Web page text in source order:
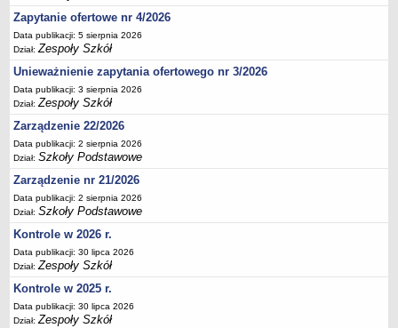
Rejestry, ewidencje, archiwa
Sprawozdania
Deklaracja dostępności
PORADNIE PSYCHOLOGICZNO-PEDAGOGICZNE
Zespół Poradni
BIURO FINANSÓW OŚWIATY
Dane podstawowe
Statut
Majątek
Godziny dyżurów
Ogłoszenia
Rejestry, ewidencje, archiwa
Kontrole
PONOWNE WYKORZYSTYWANIE
Zapytanie ofertowe nr 4/2026
Data publikacji: 5 sierpnia 2026
Dział:Zespoły Szkół
Unieważnienie zapytania ofertowego nr 3/2026
Data publikacji: 3 sierpnia 2026
Dział:Zespoły Szkół
Zarządzenie 22/2026
Data publikacji: 2 sierpnia 2026
Dział:Szkoły Podstawowe
Zarządzenie nr 21/2026
Data publikacji: 2 sierpnia 2026
Dział:Szkoły Podstawowe
Kontrole w 2026 r.
Data publikacji: 30 lipca 2026
Dział:Zespoły Szkół
Kontrole w 2025 r.
Data publikacji: 30 lipca 2026
Dział:Zespoły Szkół